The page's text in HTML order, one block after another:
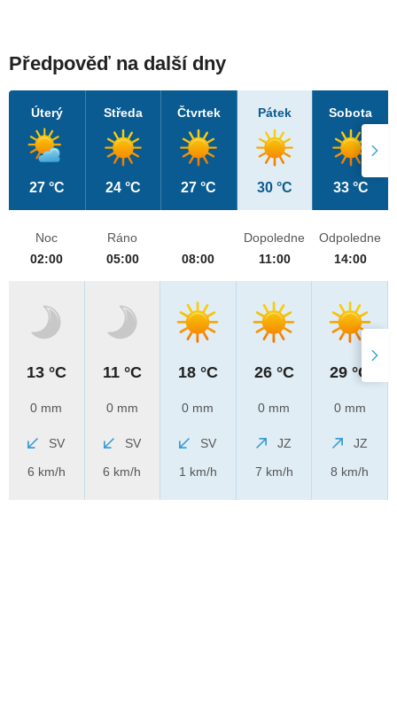
Předpověď na další dny
Úterý
27 °C
Středa
24 °C
Čtvrtek
27 °C
Pátek
30 °C
Sobota
33 °C
Noc
02:00
13 °C
0 mm
SV
6 km/h
Ráno
05:00
11 °C
0 mm
SV
6 km/h
08:00
18 °C
0 mm
SV
1 km/h
Dopoledne
11:00
26 °C
0 mm
JZ
7 km/h
Odpoledne
14:00
29 °C
0 mm
JZ
8 km/h